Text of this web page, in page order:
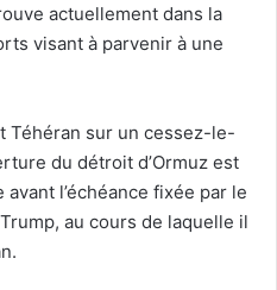
actuellement dans la
visant à parvenir à une
Téhéran sur un cessez-le-
du détroit d’Ormuz est
l’échéance fixée par le
au cours de laquelle il